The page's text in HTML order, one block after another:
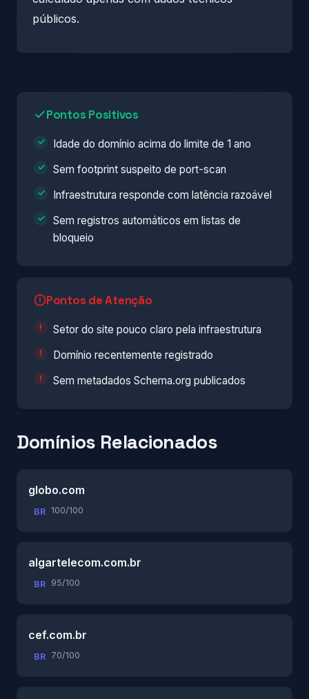
públicos.
Pontos Positivos
Idade do domínio acima do limite de 1 ano
Sem footprint suspeito de port-scan
Infraestrutura responde com latência razoável
Sem registros automáticos em listas de
bloqueio
Pontos de Atenção
Setor do site pouco claro pela infraestrutura
Domínio recentemente registrado
Sem metadados Schema.org publicados
Domínios Relacionados
globo.com
BR 100/100
algartelecom.com.br
BR 95/100
cef.com.br
BR 70/100